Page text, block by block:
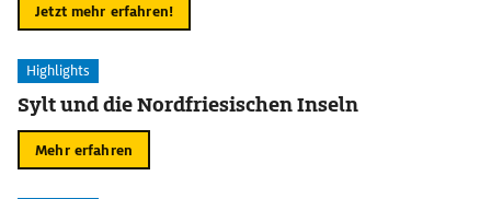
Jetzt mehr erfahren!
Highlights
Sylt und die Nordfriesischen Inseln
Mehr erfahren